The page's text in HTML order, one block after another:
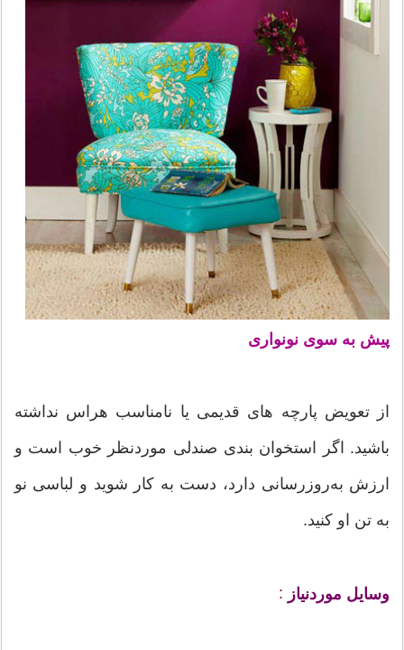
پیش به سوی نونواری
از تعویض پارچه های قدیمی یا نامناسب هراس نداشته
باشید. اگر استخوان بندی صندلی موردنظر خوب است و
ارزش به‌روزرسانی دارد، دست به کار شوید و لباسی نو
به تن او کنید.
وسایل موردنیاز :